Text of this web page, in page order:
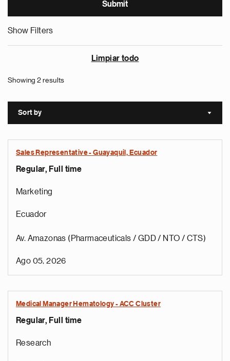
Show Filters
Limpiar todo
Showing 2 results
Sort by Sort
Sales Representative - Guayaquil, Ecuador
Regular, Full time
Marketing
Ecuador
Av. Amazonas (Pharmaceuticals / GDD / NTO / CTS)
Ago 05, 2026
Medical Manager Hematology - ACC Cluster
Regular, Full time
Research